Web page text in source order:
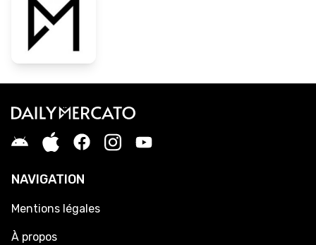
NAVIGATION
Mentions légales
À propos